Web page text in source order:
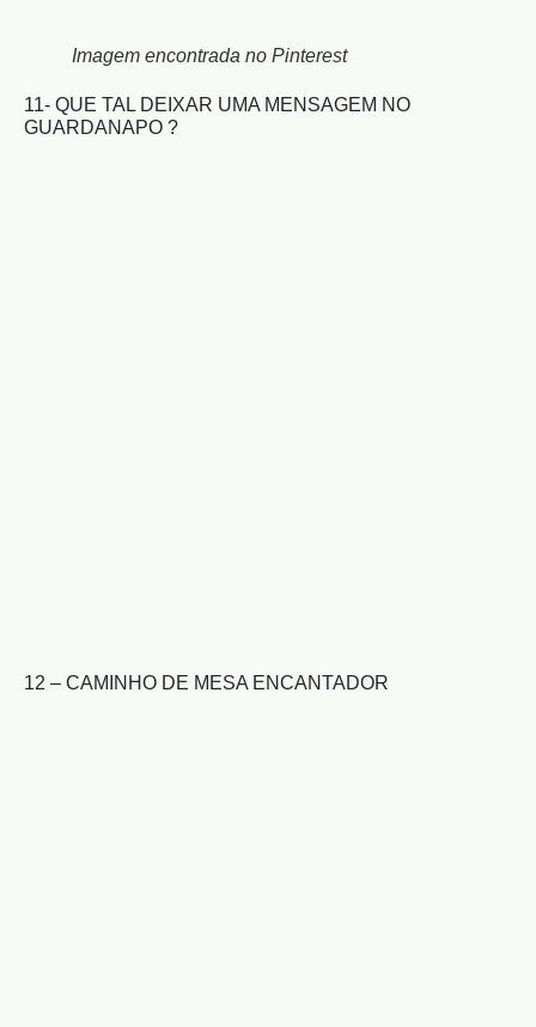
Imagem encontrada no Pinterest
11- QUE TAL DEIXAR UMA MENSAGEM NO
GUARDANAPO ?
12 – CAMINHO DE MESA ENCANTADOR